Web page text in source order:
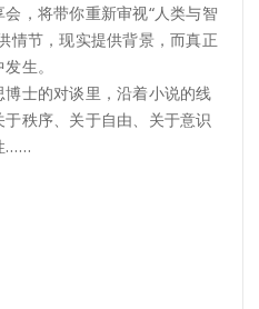
，将带你重新审视“人类与智
情节，现实提供背景，而真正
生。
士的对谈里，沿着小说的线
秩序、关于自由、关于意识
……